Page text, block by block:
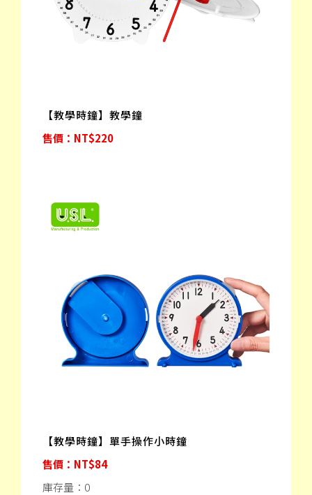
【教學時鐘】教學鐘
售價：NT$220
【教學時鐘】單手操作小時鐘
售價：NT$84
庫存量：0